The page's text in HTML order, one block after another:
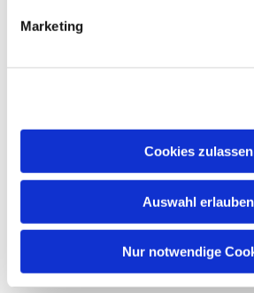
Marketing
Cookies zulassen
Auswahl erlauben
Nur notwendige